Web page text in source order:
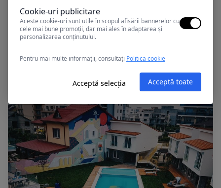
Mamaia, Romania
Cookie-uri publicitare
Aceste cookie-uri sunt utile în scopul afișării bannerelor cu
cele mai bune promoții, dar mai ales în adaptarea și
personalizarea conținutului.
Pentru mai multe informații, consultați Politica cookie
Acceptă selecția Acceptă toate